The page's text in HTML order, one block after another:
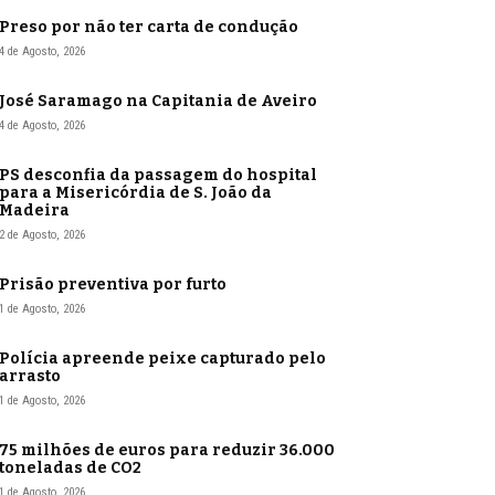
Preso por não ter carta de condução
4 de Agosto, 2026
José Saramago na Capitania de Aveiro
4 de Agosto, 2026
PS desconfia da passagem do hospital
para a Misericórdia de S. João da
Madeira
2 de Agosto, 2026
Prisão preventiva por furto
1 de Agosto, 2026
Polícia apreende peixe capturado pelo
arrasto
1 de Agosto, 2026
75 milhões de euros para reduzir 36.000
toneladas de CO2